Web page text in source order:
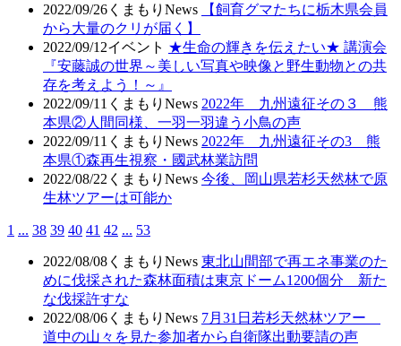
2022/09/26 くまもりNews
【飼育グマたちに栃木県会員
から大量のクリが届く】
2022/09/12イベント ★生命の輝きを伝えたい★ 講演会
『安藤誠の世界～美しい写真や映像と野生動物との共
存を考えよう！～』
2022/09/11 くまもりNews 2022年 九州遠征その３ 熊
本県②人間同様、一羽一羽違う小鳥の声
2022/09/11 くまもりNews 2022年 九州遠征その3 熊
本県①森再生視察・國武林業訪問
2022/08/22 くまもりNews 今後、岡山県若杉天然林で原
生林ツアーは可能か
1 ... 38 39 40 41 42 ... 53
2022/08/08 くまもりNews 東北山間部で再エネ事業のた
めに伐採された森林面積は東京ドーム1200個分 新た
な伐採許すな
2022/08/06 くまもりNews 7月31日若杉天然林ツアー
道中の山々を見た参加者から自衛隊出動要請の声